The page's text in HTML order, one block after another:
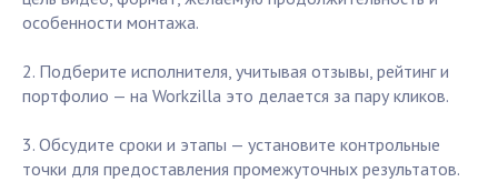
особенности монтажа.
2. Подберите исполнителя, учитывая отзывы, рейтинг и
портфолио — на Workzilla это делается за пару кликов.
3. Обсудите сроки и этапы — установите контрольные
точки для предоставления промежуточных результатов.